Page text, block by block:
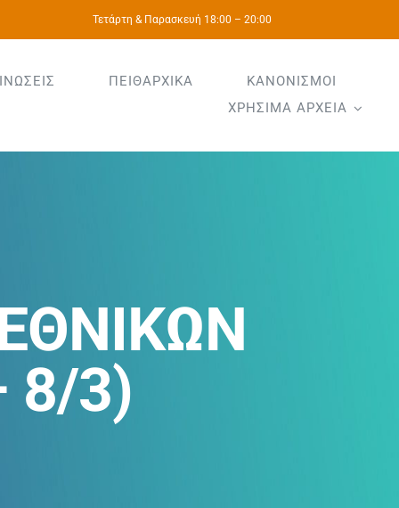
Τετάρτη & Παρασκευή 18:00 – 20:00
ΠΕΙΘΑΡΧΙΚΑ
ΚΑΝΟΝΙΣΜΟΙ
ΧΡΗΣΙΜΑ ΑΡΧΕΙΑ
8/3)